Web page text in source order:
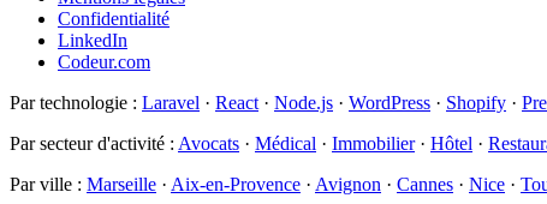
Confidentialité
LinkedIn
Codeur.com
Par technologie : Laravel · React · Node.js · WordPress · Shopify ·
Par secteur d'activité : Avocats · Médical · Immobilier· Hôtel ·
Par ville : Marseille · Aix-en-Provence · Avignon · Cannes · Nice ·